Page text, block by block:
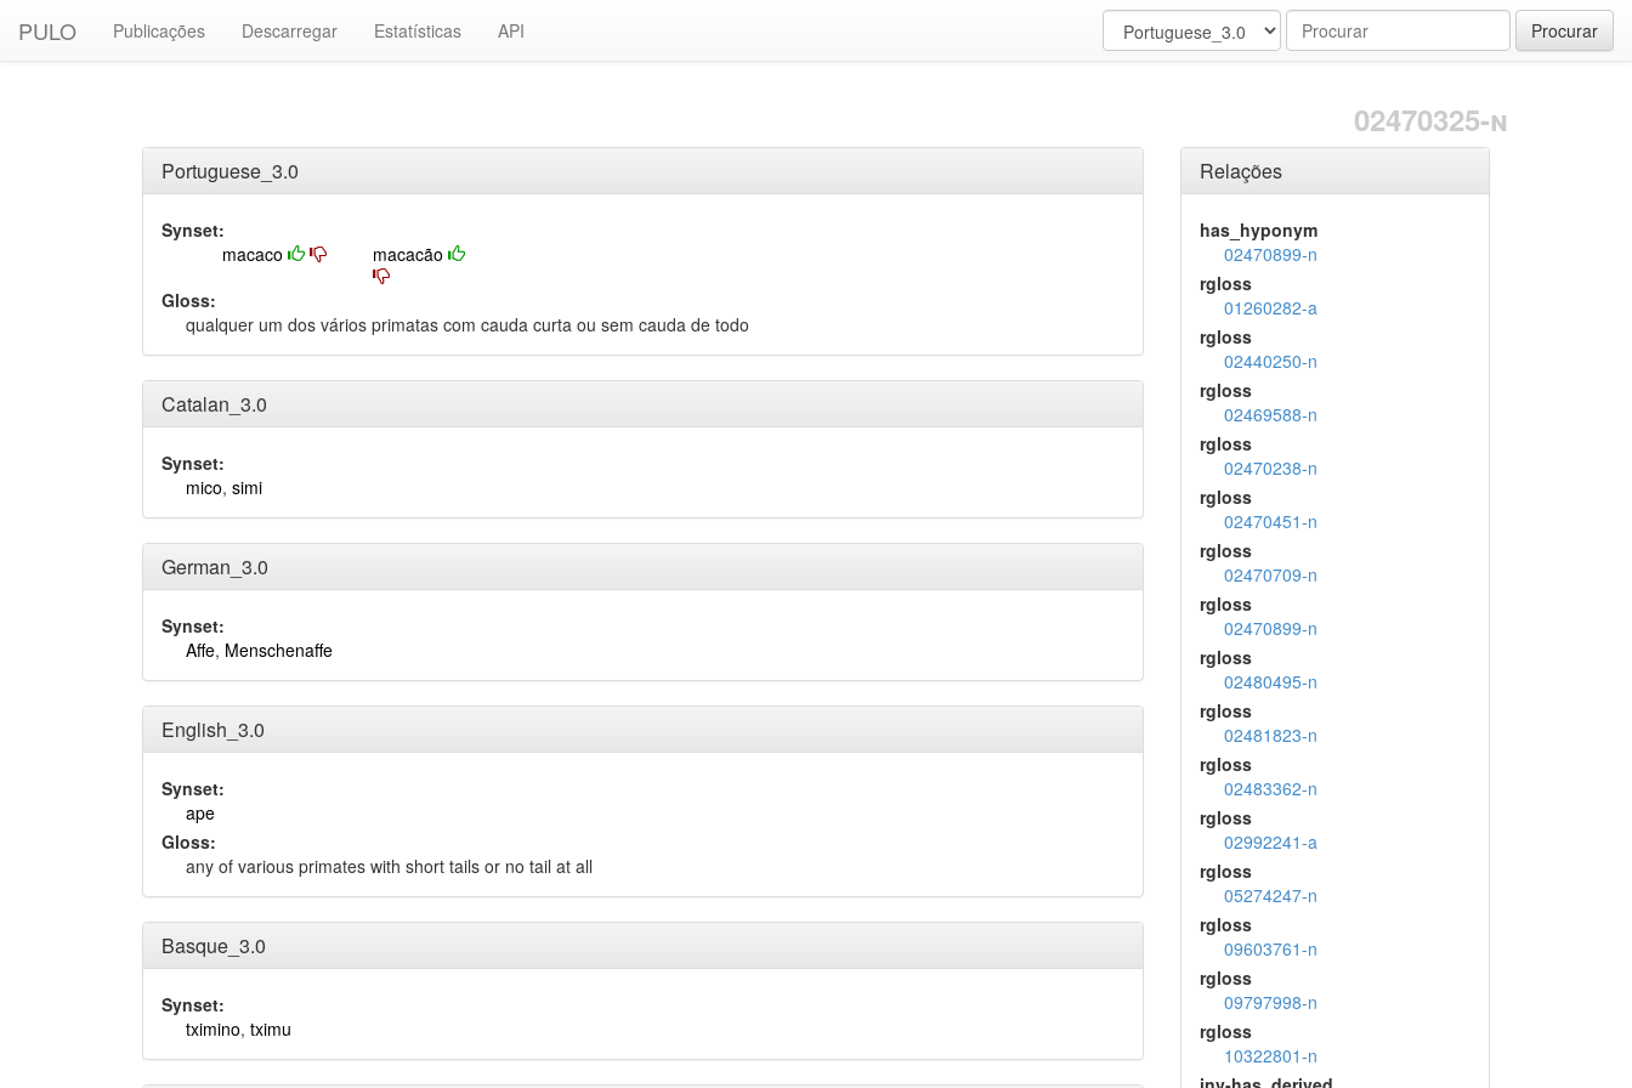
PULO Publicações Descarregar Estatísticas API Procurar
02470325-n
Portuguese_3.0
Synset:
macaco
macacão
Gloss:
qualquer um dos vários primatas com cauda curta ou sem cauda de todo
Catalan_3.0
Synset:
mico, simi
German_3.0
Synset:
Affe, Menschenaffe
English_3.0
Synset:
ape
Gloss:
any of various primates with short tails or no tail at all
Basque_3.0
Synset:
tximino, tximu
Relações
has_hyponym
02470899-n
rgloss
01260282-a
rgloss
02440250-n
rgloss
02469588-n
rgloss
02470238-n
rgloss
02470451-n
rgloss
02470709-n
rgloss
02470899-n
rgloss
02480495-n
rgloss
02481823-n
rgloss
02483362-n
rgloss
02992241-a
rgloss
05274247-n
rgloss
09603761-n
rgloss
09797998-n
rgloss
10322801-n